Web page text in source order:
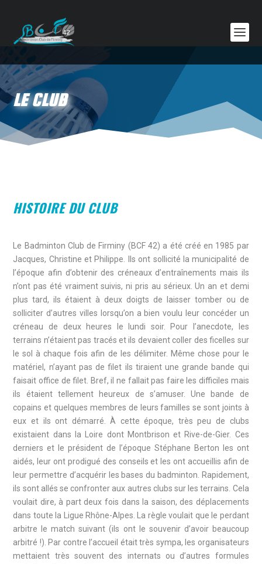
LE CLUB
HISTOIRE DU CLUB
Le Badminton Club de Firminy (BCF 42) a été créé en 1985 par
Jacques, Christine et Philippe. Ils ont sollicité la municipalité de
l’époque afin d’obtenir des créneaux d’entraînements mais ils
n’ont pas été vraiment suivis, ni pris au sérieux. Un an et demi
plus tard, ils étaient à deux doigts de laisser tomber ou de
solliciter d’autres villes lorsqu’on a bien voulu leur concéder un
créneau de deux heures le lundi soir. Pour l’anecdote, les
terrains n’étaient pas tracés et ils devaient coller des ficelles sur
le sol à chaque fois afin de les délimiter. Même chose pour le
matériel, n’ayant pas de filet ils tiraient une grande bande qui
faisait office de filet. Bref, il ne fallait pas faire les difficiles mais
ils étaient tellement heureux de s’amuser. Une bande de
copains et quelques membres de leurs familles se sont joints à
eux et ils ont démarré. À cette époque, très peu de clubs
existaient dans la Loire dont Montbrison et Rive-de-Gier. Ces
derniers et le président de l’époque Stéphane Berton les ont
aidés, leur ont prodigué des conseils et les ont accueillis afin de
leur permettre d’acquérir les bases du badminton. Rapidement,
ils sont allés se confronter aux autres clubs sur les terrains. Cela
voulait dire, à part deux fois dans la saison, des déplacements
dans toute la Ligue Rhône-Alpes. La règle voulait que le perdant
arbitre le match suivant (ils ont le souvenir d’avoir beaucoup
arbitré !). Par contre l’accueil était très sympa, les organisateurs
mettaient très souvent des internats ou d’autres formules